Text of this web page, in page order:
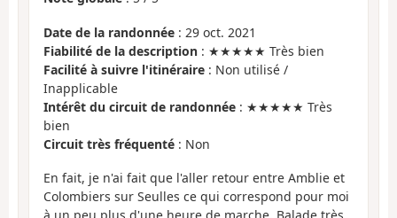
Date de la randonnée : 29 oct. 2021
Fiabilité de la description : ★★★★★ Très bien
Facilité à suivre l'itinéraire : Non utilisé /
Inapplicable
Intérêt du circuit de randonnée : ★★★★★ Très
bien
Circuit très fréquenté : Non
En fait, je n'ai fait que l'aller retour entre Amblie et
Colombiers sur Seulles ce qui correspond pour moi